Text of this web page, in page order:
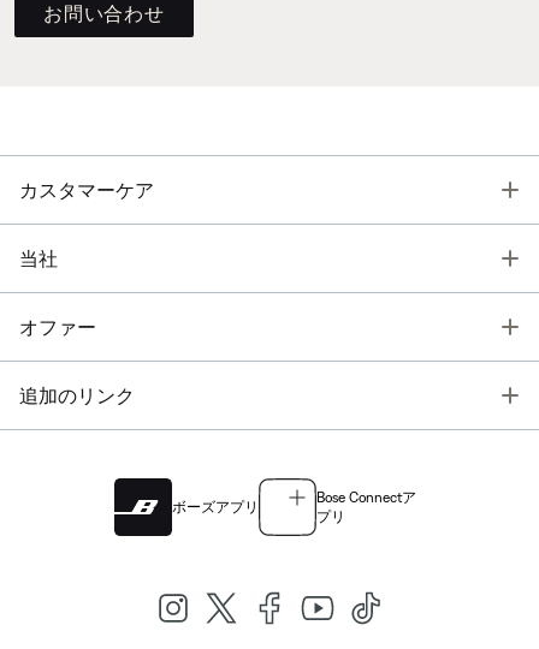
お問い合わせ
カスタマーケア
当社
オファー
追加のリンク
ボーズアプリ
Bose Connectア
プリ